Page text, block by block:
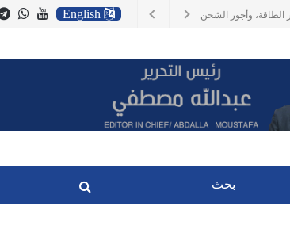
للبنك المركزي الروسي وصلت الى مليار